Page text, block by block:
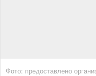
Фото: предоставлено